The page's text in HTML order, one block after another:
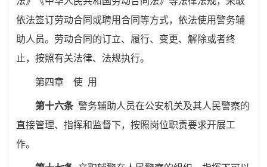
依法签订劳动合同或聘用合同等方式，依法使用警务辅
助人员。劳动合同的订立、履行、变更、解除或者终
止，按照有关法律、法规执行。
第四章 使 用
第十六条 警务辅助人员在公安机关及其人民警察的
直接管理、指挥和监督下，按照岗位职责要求开展工
作。